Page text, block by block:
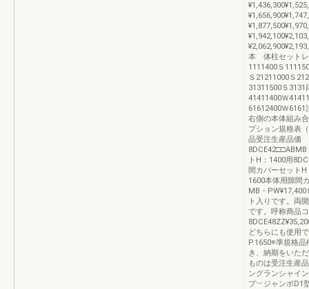
本 体柱セットレ
1111400Ｓ
Ｓ21211000Ｓ
31311500Ｓ3131
41411400Ｗ
61612400Ｗ
右側の本体組み
プション規格表
品受注生産品価
トH：1400用
間カバーセット
1600本体用隙間
MB・
ト入りです。両
です。呼称商品
どちらにも使用
P.1650※準規格
き、納期をいた
ものは受注生産
ングランシャイ
プ﹀ジャンボD1